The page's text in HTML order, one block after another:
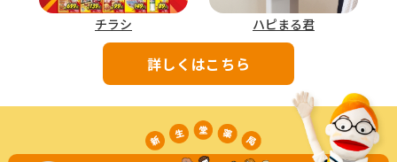
チラシ ハピまる君
詳しくはこちら